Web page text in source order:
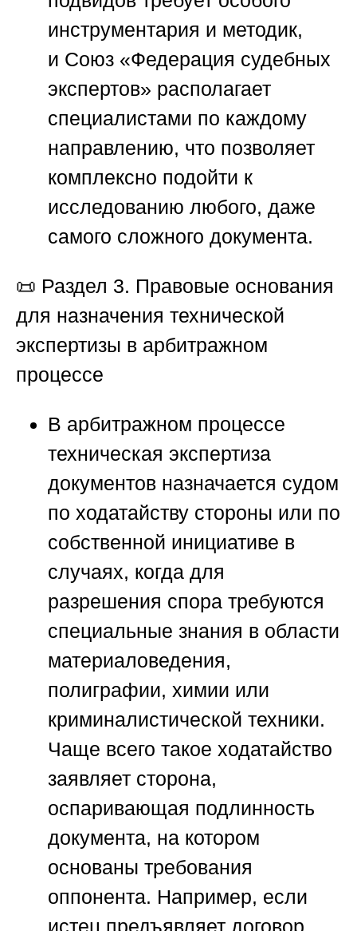
инструментария и методик,
и Союз «Федерация судебных
экспертов» располагает
специалистами по каждому
направлению, что позволяет
комплексно подойти к
исследованию любого, даже
самого сложного документа.
📜 Раздел 3. Правовые основания
для назначения технической
экспертизы в арбитражном
процессе
В арбитражном процессе
техническая экспертиза
документов назначается судом
по ходатайству стороны или по
собственной инициативе в
случаях, когда для
разрешения спора требуются
специальные знания в области
материаловедения,
полиграфии, химии или
криминалистической техники.
Чаще всего такое ходатайство
заявляет сторона,
оспаривающая подлинность
документа, на котором
основаны требования
оппонента. Например, если
истец предъявляет договор